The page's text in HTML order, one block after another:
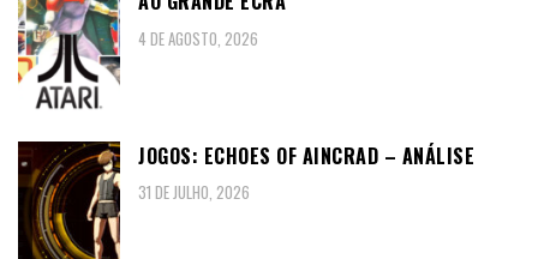
4 DE AGOSTO, 2026
JOGOS: ECHOES OF AINCRAD – ANÁLISE
31 DE JULHO, 2026